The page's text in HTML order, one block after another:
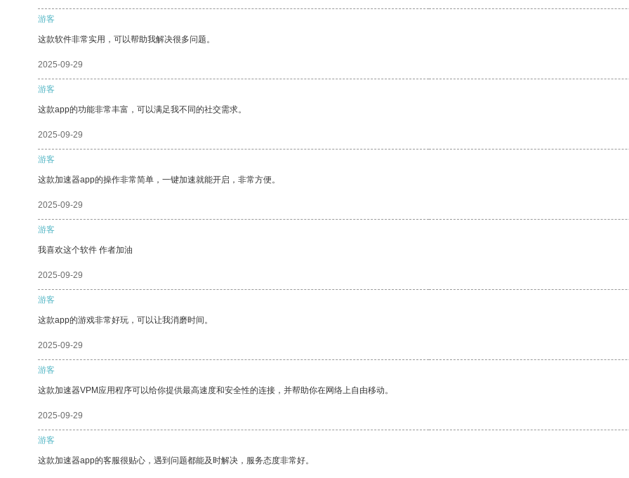
游客
这款软件非常实用，可以帮助我解决很多问题。
2025-09-29
游客
这款app的功能非常丰富，可以满足我不同的社交需求。
2025-09-29
游客
这款加速器app的操作非常简单，一键加速就能开启，非常方便。
2025-09-29
游客
我喜欢这个软件 作者加油
2025-09-29
游客
这款app的游戏非常好玩，可以让我消磨时间。
2025-09-29
游客
这款加速器VPM应用程序可以给你提供最高速度和安全性的连接，并帮助你在网络上自由移动。
2025-09-29
游客
这款加速器app的客服很贴心，遇到问题都能及时解决，服务态度非常好。